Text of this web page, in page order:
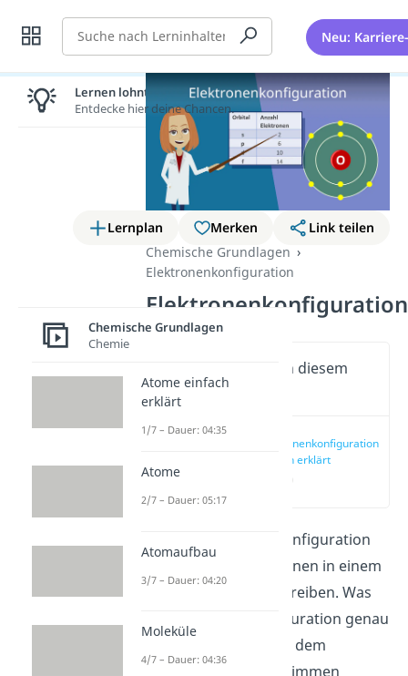
Suche Neu:
Lernplan Merken
Link teilen
Chemische Grundlagen
Elektronenkonfiguration
Elektronenkonfiguration
Wichtige Inhalte in diesem
Video
Elektronenkonfiguration
einfach erklärt
(00:13)
Mit der Elektronenkonfiguration
kannst du die Elektronen in einem
Atom oder Ion beschreiben. Was
die Elektronenkonfiguration genau
ist und wie du sie mit dem
Periodensystem bestimmen
Lernen lohnt sich!
Entdecke hier deine Chancen.
Chemische Grundlagen
Chemie
Atome einfach
erklärt
1/7 – Dauer: 04:35
Atome
2/7 – Dauer: 05:17
Atomaufbau
3/7 – Dauer: 04:20
Moleküle
4/7 – Dauer: 04:36